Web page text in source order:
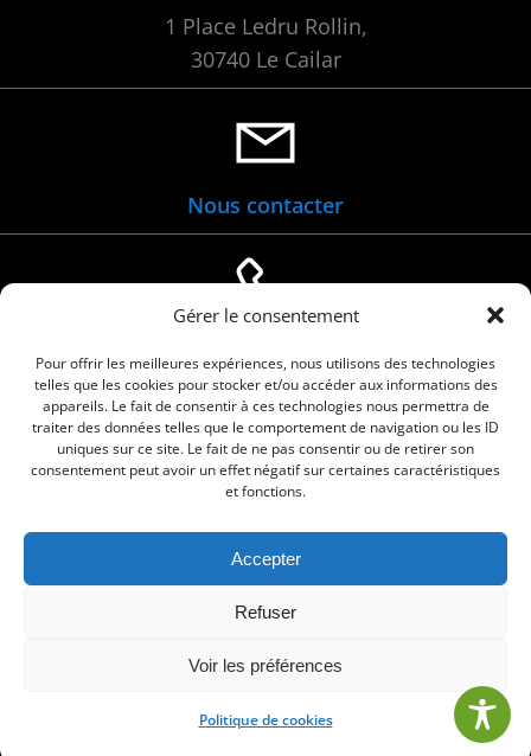
Gérer le consentement
Pour offrir les meilleures expériences, nous utilisons des technologies
telles que les cookies pour stocker et/ou accéder aux informations des
appareils. Le fait de consentir à ces technologies nous permettra de
traiter des données telles que le comportement de navigation ou les ID
uniques sur ce site. Le fait de ne pas consentir ou de retirer son
consentement peut avoir un effet négatif sur certaines caractéristiques
et fonctions.
Accepter
Refuser
Voir les préférences
Politique de cookies
1 Place Ledru Rollin,
30740 Le Cailar
Nous contacter
04 66 88 01 05
© 2026 Commune de Le Cailar. Service proposé
Mentions légales•Politique de cookies